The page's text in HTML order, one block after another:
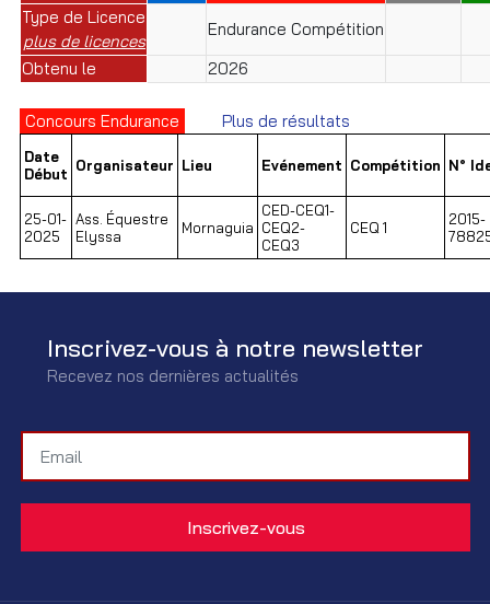
Type de Licence
plus de licences
Endurance Compétition
Obtenu le
2026
Concours Endurance Plus de résultats
Date
Début Organisateur Lieu Evénement Compétition N°
25-01-
2025
Ass. Équestre
Elyssa
Mornaguia
CED-CEQ1-
CEQ2-
CEQ3
CEQ 1
2015-
Inscrivez-vous à notre newsletter
Recevez nos dernières actualités